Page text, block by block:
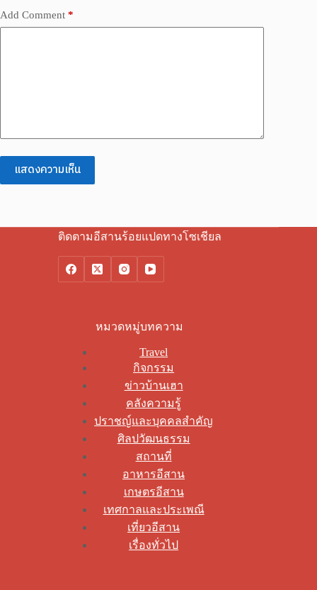
Add Comment *
แสดงความเห็น
ติดตามอีสานร้อยแปดทางโซเชียล
หมวดหมู่บทความ
Travel
กิจกรรม
ข่าวบ้านเฮา
คลังความรู้
ปราชญ์และบุคคลสำคัญ
ศิลปวัฒนธรรม
สถานที่
อาหารอีสาน
เกษตรอีสาน
เทศกาลและประเพณี
เที่ยวอีสาน
เรื่องทั่วไป